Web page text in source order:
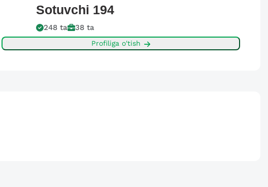
Sotuvchi 194
248 ta 38 ta
Profiliga o'tish